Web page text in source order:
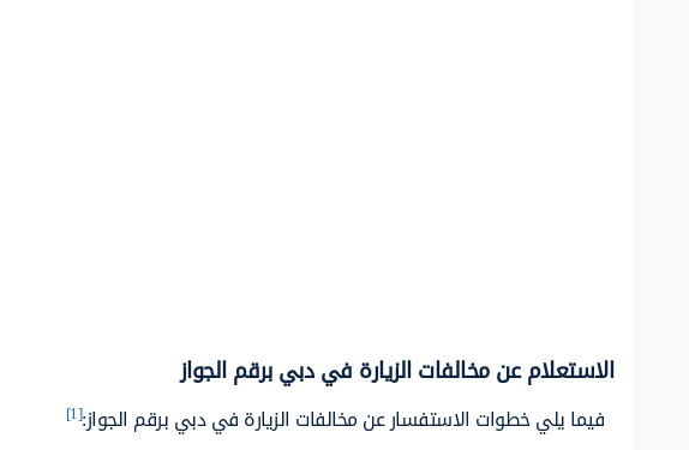
الاستعلام عن مخالفات الزيارة في دبي برقم الجواز
فيما يلي خطوات الاستفسار عن مخالفات الزيارة في دبي برقم الجواز:[1]